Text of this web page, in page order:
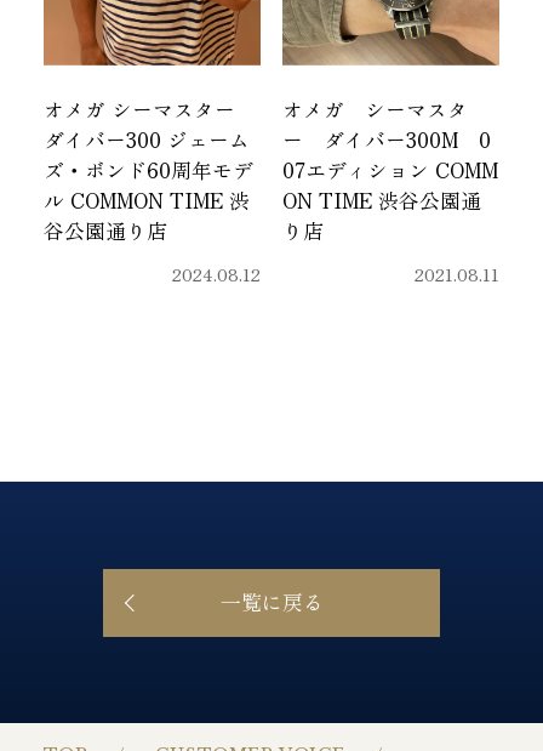
オメガ シーマスター
ダイバー300 ジェーム
ズ・ボンド60周年モデ
ル COMMON TIME 渋
谷公園通り店
2024.08.12
オメガ シーマスタ
ー ダイバー300M 0
07エディション COMM
ON TIME 渋谷公園通
り店
2021.08.11
一覧に戻る